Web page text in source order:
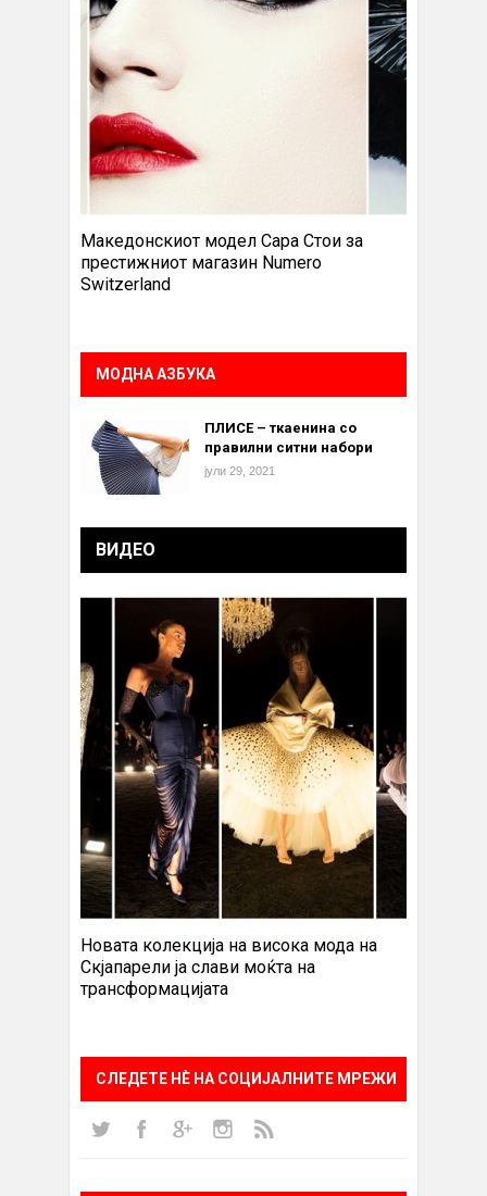
Македонскиот модел Сара Стои за
престижниот магазин Numero
Switzerland
МОДНА АЗБУКА
ПЛИСЕ – ткаенина со
правилни ситни набори
јули 29, 2021
ВИДЕО
Новата колекција на висока мода на
Скјапарели ја слави моќта на
трансформацијата
СЛЕДЕТЕ НÈ НА СОЦИЈАЛНИТЕ МРЕЖИ